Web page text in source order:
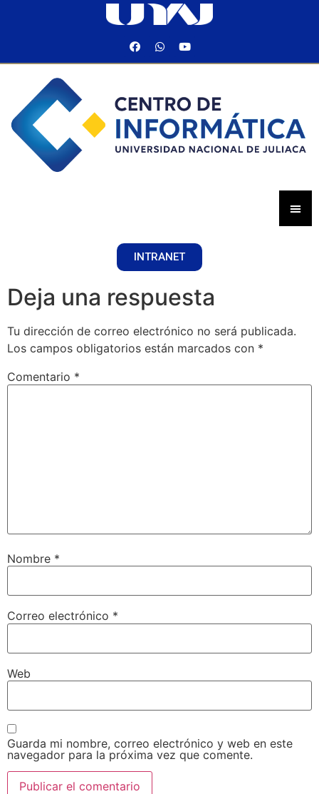
INTRANET
Deja una respuesta
Tu dirección de correo electrónico no será publicada.
Los campos obligatorios están marcados con *
Comentario *
Nombre *
Correo electrónico *
Web
Guarda mi nombre, correo electrónico y web en este
navegador para la próxima vez que comente.